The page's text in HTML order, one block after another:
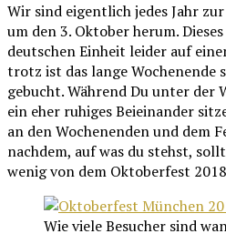
Wir sind eigentlich jedes Jahr
um den 3. Oktober herum.
deutschen Einheit leider auf
trotz ist das lange Wochenende
gebucht. Während Du unter der
ein eher ruhiges Beieinander
an den Wochenenden und dem
nachdem, auf was du stehst,
wenig von dem Oktoberfest
Wie viele Besucher sind